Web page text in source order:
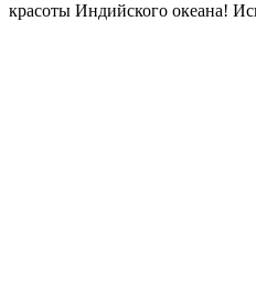
красоты Индийского океана!